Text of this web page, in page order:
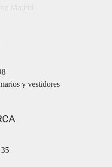
y vestidores